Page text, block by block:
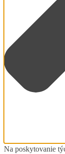
Na poskytovanie